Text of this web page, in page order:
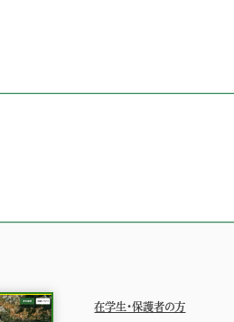
在学生・保護者の方